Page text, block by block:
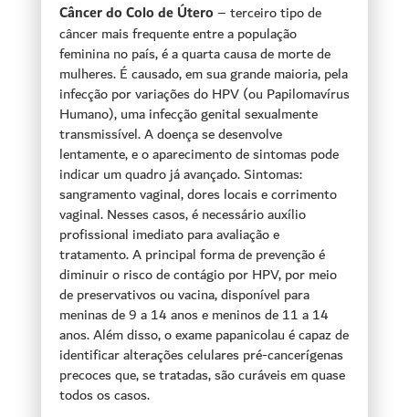
Câncer do Colo de Útero– terceiro tipo de
câncer mais frequente entre a população
feminina no país, é a quarta causa de morte de
mulheres. É causado, em sua grande maioria, pela
infecção por variações do HPV (ou Papilomavírus
Humano), uma infecção genital sexualmente
transmissível. A doença se desenvolve
lentamente, e o aparecimento de sintomas pode
indicar um quadro já avançado. Sintomas:
sangramento vaginal, dores locais e corrimento
vaginal. Nesses casos, é necessário auxílio
profissional imediato para avaliação e
tratamento. A principal forma de prevenção é
diminuir o risco de contágio por HPV, por meio
de preservativos ou vacina, disponível para
meninas de 9 a 14 anos e meninos de 11 a 14
anos. Além disso, o exame papanicolau é capaz de
identificar alterações celulares pré-cancerígenas
precoces que, se tratadas, são curáveis em quase
todos os casos.